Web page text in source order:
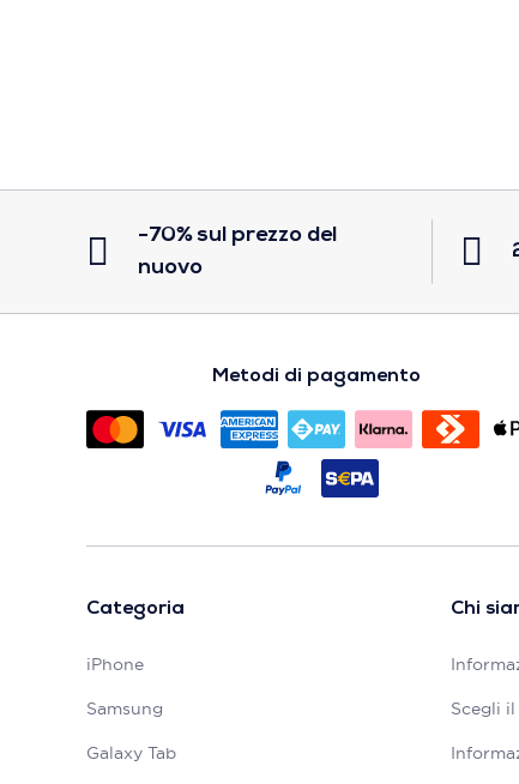
-70% sul prezzo del
nuovo
Metodi di pagamento
Categoria
iPhone
Samsung
Galaxy Tab
Chi
Scegli